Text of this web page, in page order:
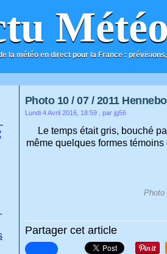
la météo en direct pour la France :
Photo 10 / 07 / 2011
Lundi 4 Avril 2016, 18:59 , par jg56
Le temps était gris, bouché
même quelques formes
Photo
Partager cet article